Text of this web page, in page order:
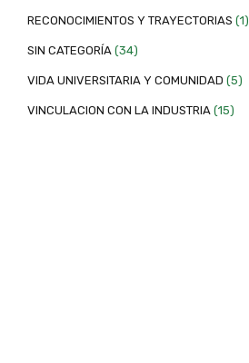
RECONOCIMIENTOS Y TRAYECTORIAS (1)
SIN CATEGORÍA(34)
VIDA UNIVERSITARIA Y COMUNIDAD (5)
VINCULACION CON LA INDUSTRIA(15)